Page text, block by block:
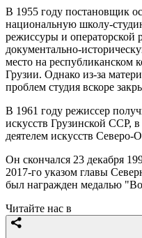
В 1955 году постановщик
национальную школу-
режиссуры и операторской
документально-
место на республиканском
Грузии. Однако из-за
проблем студия вскоре
В 1961 году режиссер
искусств Грузинской ССР,
деятелем искусств
Он скончался 23 декабря
2017-го указом главы
был награжден медалью
Читайте нас в